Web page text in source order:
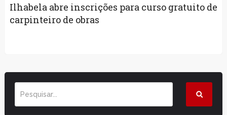
Ilhabela abre inscrições para curso gratuito de
carpinteiro de obras